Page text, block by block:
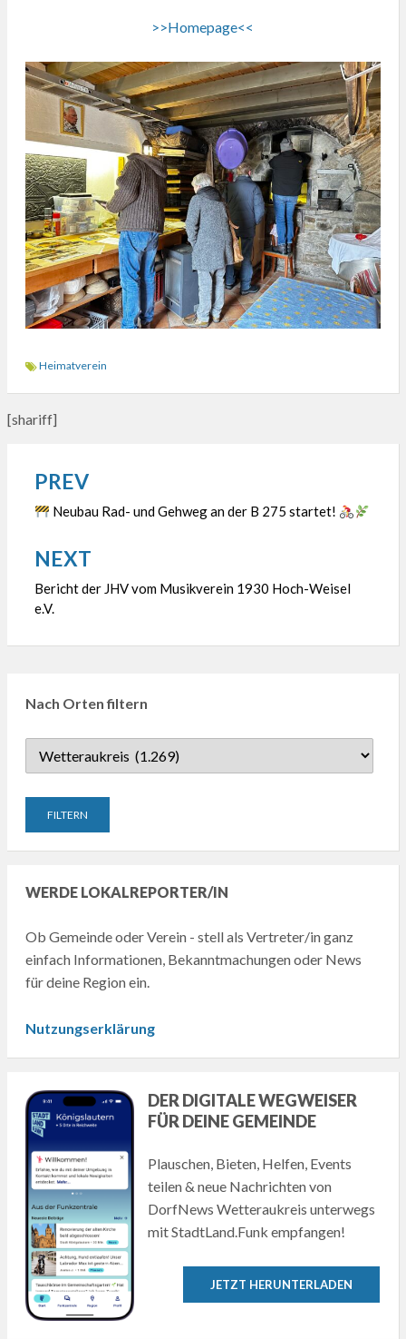
>>Homepage<<
Heimatverein
[shariff]
Beitragsnavigation
PREV
Neubau Rad- und Gehweg an der B 275 startet!
NEXT
Bericht der JHV vom Musikverein 1930 Hoch-Weisel
e.V.
Nach Orten filtern
WERDE LOKALREPORTER/IN
Ob Gemeinde oder Verein - stell als Vertreter/in ganz
einfach Informationen, Bekanntmachungen oder News
für deine Region ein.
Nutzungserklärung
DER DIGITALE WEGWEISER
FÜR DEINE GEMEINDE
Plauschen, Bieten, Helfen, Events
teilen & neue Nachrichten von
DorfNews Wetteraukreis unterwegs
mit StadtLand.Funk empfangen!
JETZT HERUNTERLADEN